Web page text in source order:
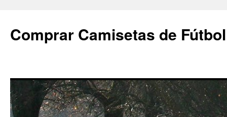
Comprar Camisetas de